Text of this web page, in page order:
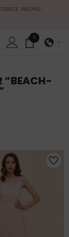
NUOVO.
00
elementi
“BEACH-